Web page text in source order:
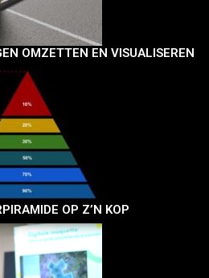
OMZETTEN EN VISUALISEREN
OP Z’N KOP